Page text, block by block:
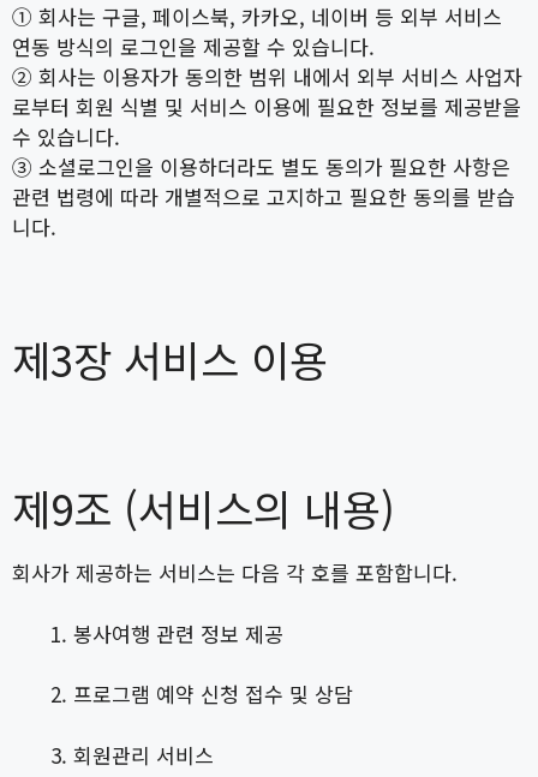
① 회사는 구글, 페이스북, 카카오, 네이버 등 외부 서비스
연동 방식의 로그인을 제공할 수 있습니다.
② 회사는 이용자가 동의한 범위 내에서 외부 서비스 사업자
로부터 회원 식별 및 서비스 이용에 필요한 정보를 제공받을
수 있습니다.
③ 소셜로그인을 이용하더라도 별도 동의가 필요한 사항은
관련 법령에 따라 개별적으로 고지하고 필요한 동의를 받습
니다.
제3장 서비스 이용
제9조 (서비스의 내용)
회사가 제공하는 서비스는 다음 각 호를 포함합니다.
봉사여행 관련 정보 제공
프로그램 예약 신청 접수 및 상담
회원관리 서비스